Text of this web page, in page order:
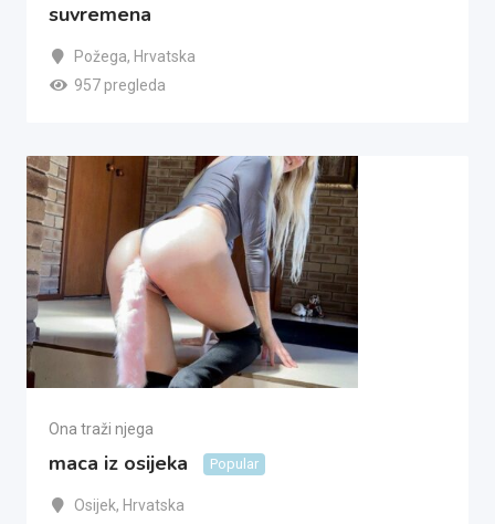
suvremena
Požega, Hrvatska
957 pregleda
Ona traži njega
maca iz osijeka Popular
Osijek, Hrvatska